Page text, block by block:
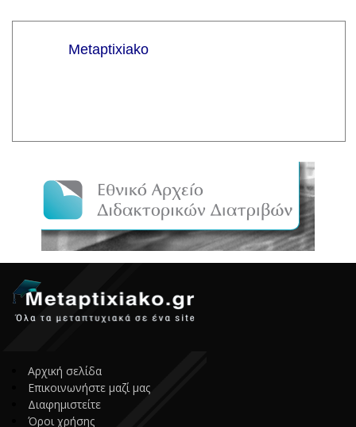
Αρχική σελίδα
Επικοινωνήστε μαζί μας
Διαφημιστείτε
Όροι χρήσης